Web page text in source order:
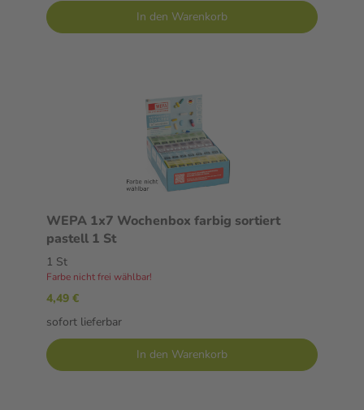
In den Warenkorb
WEPA 1x7 Wochenbox farbig sortiert
pastell 1 St
1 St
Farbe nicht frei wählbar!
4,49 €
sofort lieferbar
In den Warenkorb